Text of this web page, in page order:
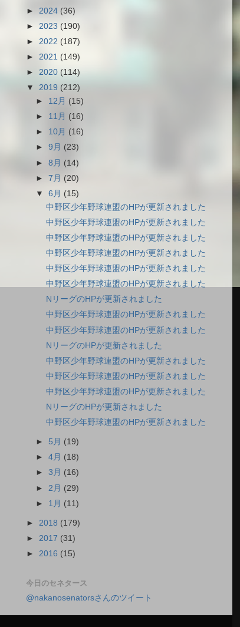
► 2024 (36)
► 2023 (190)
► 2022 (187)
► 2021 (149)
► 2020 (114)
▼ 2019 (212)
► 12月 (15)
► 11月 (16)
► 10月 (16)
►9月 (23)
►8月 (14)
►7月 (20)
▼6月 (15)
中野区少年野球連盟のHPが更新されました
中野区少年野球連盟のHPが更新されました
中野区少年野球連盟のHPが更新されました
中野区少年野球連盟のHPが更新されました
中野区少年野球連盟のHPが更新されました
中野区少年野球連盟のHPが更新されました
NリーグのHPが更新されました
中野区少年野球連盟のHPが更新されました
中野区少年野球連盟のHPが更新されました
NリーグのHPが更新されました
中野区少年野球連盟のHPが更新されました
中野区少年野球連盟のHPが更新されました
中野区少年野球連盟のHPが更新されました
NリーグのHPが更新されました
中野区少年野球連盟のHPが更新されました
► 5月 (19)
►4月 (18)
►3月 (16)
► 2月 (29)
► 1月 (11)
► 2018 (179)
► 2017 (31)
► 2016 (15)
今日のセネタース
@nakanosenatorsさんのツイート